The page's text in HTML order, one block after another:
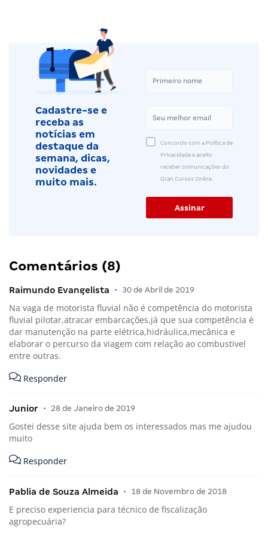
Cadastre-se e
receba as
notícias em
destaque da
semana, dicas,
novidades e
muito mais.
Concordo com a Política de
Privacidade e aceito
receber comunicações do
Gran Cursos Online.
Comentários (8)
Raimundo Evangelista • 30 de Abril de 2019
Na vaga de motorista fluvial não é competência do motorista
fluvial pilotar,atracar embarcações,já que sua competência é
dar manutenção na parte elétrica,hidráulica,mecânica e
elaborar o percurso da viagem com relação ao combustivel
entre outras.
Responder
Junior • 28 de Janeiro de 2019
Gostei desse site ajuda bem os interessados mas me ajudou
muito
Responder
Pablia de Souza Almeida • 18 de Novembro de 2018
E preciso experiencia para técnico de fiscalização
agropecuária?